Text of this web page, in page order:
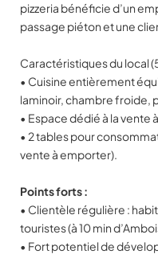
pizzeria bénéficie d’un
passage piéton et une
Caractéristiques du local
• Cuisine entièrement
laminoir, chambre froide,
• Espace dédié à la vente
• 2 tables pour
vente à emporter).
Points forts :
• Clientèle régulière :
touristes (à 10 min
• Fort potentiel de